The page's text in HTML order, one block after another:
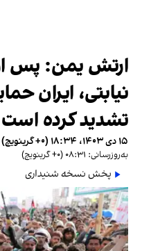
ارتش یمن: پس
نیابتی، ایران
تشدید کرده است
۱۵ دی ۱۴۰۳، ۱۸:۳۴ (‎+۰ گرینویچ)
به‌روزرسانی: ۰۸:۳۱ (‎+۰ گرینویچ)
پخش نسخه شنیداری